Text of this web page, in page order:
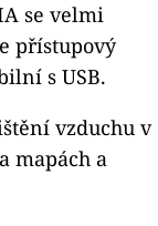
se velmi
přístupový
s USB.
vzduchu v
mapách a